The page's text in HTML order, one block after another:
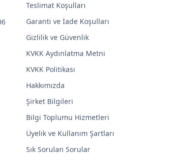
Teslimat Koşulları
Garanti ve İade Koşulları
Gizlilik ve Güvenlik
KVKK Aydınlatma Metni
KVKK Politikası
Hakkımızda
Şirket Bilgileri
Bilgi Toplumu Hizmetleri
Üyelik ve Kullanım Şartları
Sık Sorulan Sorular